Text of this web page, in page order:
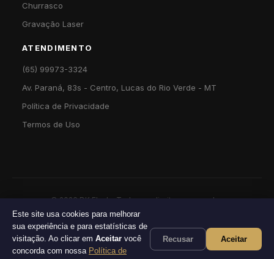
Churrasco
Gravação Laser
ATENDIMENTO
(65) 99973-3324
Av. Paraná, 83s - Centro, Lucas do Rio Verde - MT
Política de Privacidade
Termos de Uso
©2026DK Flash · Todos os direitos reservados
Este site usa cookies para melhorar
sua experiência e para estatísticas de
visitação. Ao clicar em Aceitar você
concorda com nossa Política de
Recusar Aceitar